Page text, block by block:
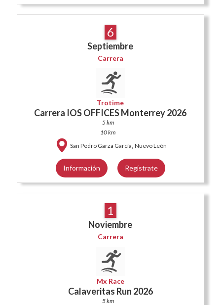
6
Septiembre
Carrera
Trotime
Carrera IOS OFFICES Monterrey 2026
5 km
10 km
San Pedro Garza García, Nuevo León
Información Regístrate
1
Noviembre
Carrera
Mx Race
Calaveritas Run 2026
5 km